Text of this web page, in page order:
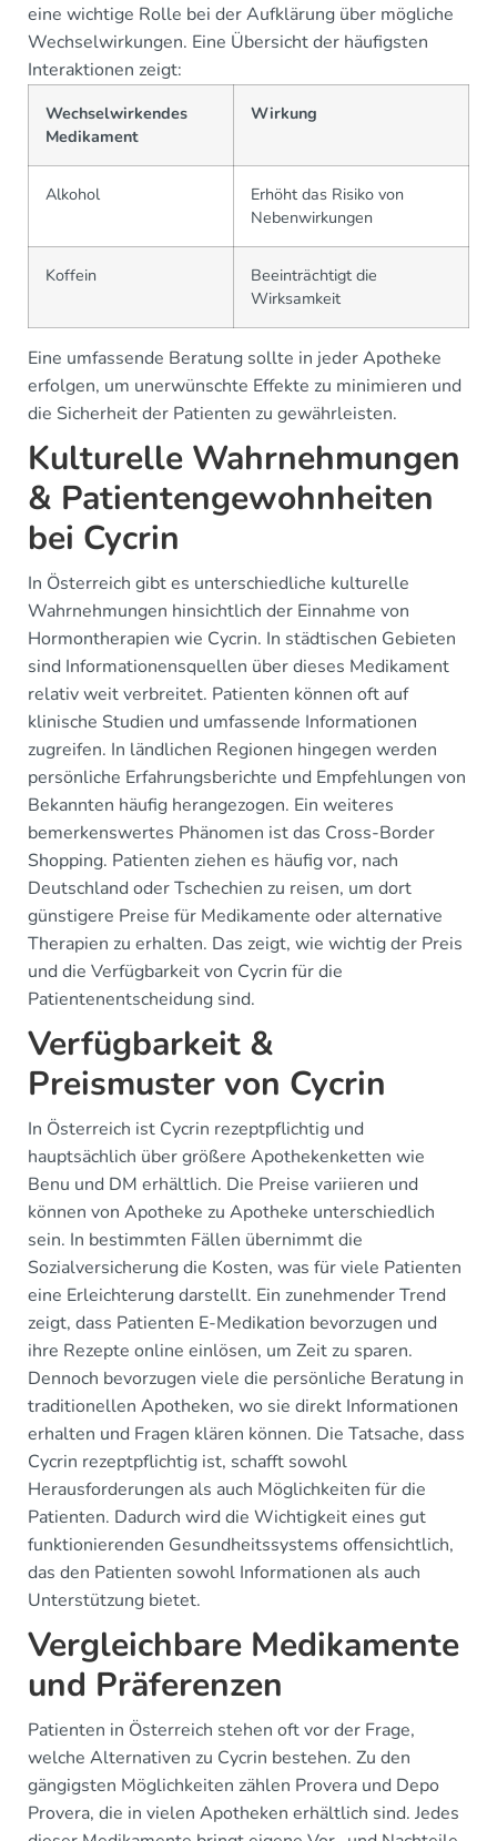
eine wichtige Rolle bei der Aufklärung über mögliche
Wechselwirkungen. Eine Übersicht der häufigsten
Interaktionen zeigt:
Wechselwirkendes
Medikament
Wirkung
Alkohol
Erhöht das Risiko von
Nebenwirkungen
Koffein
Beeinträchtigt die
Wirksamkeit
Eine umfassende Beratung sollte in jeder Apotheke
erfolgen, um unerwünschte Effekte zu minimieren und
die Sicherheit der Patienten zu gewährleisten.
Kulturelle Wahrnehmungen
& Patientengewohnheiten
bei Cycrin
In Österreich gibt es unterschiedliche kulturelle
Wahrnehmungen hinsichtlich der Einnahme von
Hormontherapien wie Cycrin. In städtischen Gebieten
sind Informationensquellen über dieses Medikament
relativ weit verbreitet. Patienten können oft auf
klinische Studien und umfassende Informationen
zugreifen. In ländlichen Regionen hingegen werden
persönliche Erfahrungsberichte und Empfehlungen von
Bekannten häufig herangezogen. Ein weiteres
bemerkenswertes Phänomen ist das Cross-Border
Shopping. Patienten ziehen es häufig vor, nach
Deutschland oder Tschechien zu reisen, um dort
günstigere Preise für Medikamente oder alternative
Therapien zu erhalten. Das zeigt, wie wichtig der Preis
und die Verfügbarkeit von Cycrin für die
Patientenentscheidung sind.
Verfügbarkeit &
Preismuster von Cycrin
In Österreich ist Cycrin rezeptpflichtig und
hauptsächlich über größere Apothekenketten wie
Benu und DM erhältlich. Die Preise variieren und
können von Apotheke zu Apotheke unterschiedlich
sein. In bestimmten Fällen übernimmt die
Sozialversicherung die Kosten, was für viele Patienten
eine Erleichterung darstellt. Ein zunehmender Trend
zeigt, dass Patienten E-Medikation bevorzugen und
ihre Rezepte online einlösen, um Zeit zu sparen.
Dennoch bevorzugen viele die persönliche Beratung in
traditionellen Apotheken, wo sie direkt Informationen
erhalten und Fragen klären können. Die Tatsache, dass
Cycrin rezeptpflichtig ist, schafft sowohl
Herausforderungen als auch Möglichkeiten für die
Patienten. Dadurch wird die Wichtigkeit eines gut
funktionierenden Gesundheitssystems offensichtlich,
das den Patienten sowohl Informationen als auch
Unterstützung bietet.
Vergleichbare Medikamente
und Präferenzen
Patienten in Österreich stehen oft vor der Frage,
welche Alternativen zu Cycrin bestehen. Zu den
gängigsten Möglichkeiten zählen Provera und Depo
Provera, die in vielen Apotheken erhältlich sind. Jedes